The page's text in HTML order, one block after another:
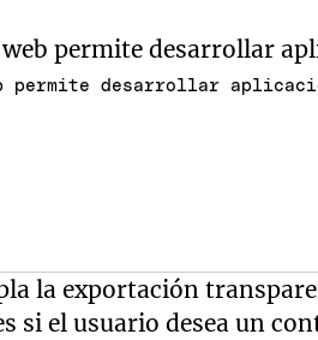
permite desarrollar
la exportación
si el usuario desea un